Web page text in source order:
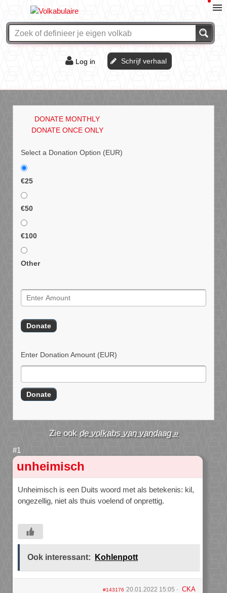
Log in Schrijf verhaal
DONATE MONTHLY
DONATE ONCE ONLY
Select a Donation Option (EUR)
€25
€50
€100
Other
Enter Donation Amount (EUR)
de volkabs van vandaag »
unheimisch
Unheimisch is een Duits woord met als betekenis: kil,
ongezellig, niet als thuis voelend of onprettig.
Ook interessant: Kohlenpott
#143176 20.01.2022 15:05 CKA